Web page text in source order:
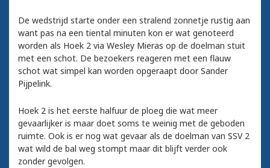
De wedstrijd starte onder een stralend zonnetje rustig aan
want pas na een tiental minuten kon er wat genoteerd
worden als Hoek 2 via Wesley Mieras op de doelman stuit
met een schot. De bezoekers reageren met een flauw
schot wat simpel kan worden opgeraapt door Sander
Pijpelink.
Hoek 2 is het eerste halfuur de ploeg die wat meer
gevaarlijker is maar doet soms te weinig met de geboden
ruimte. Ook is er nog wat gevaar als de doelman van SSV 2
wat wild de bal weg stompt maar dit blijft verder ook
zonder gevolgen.